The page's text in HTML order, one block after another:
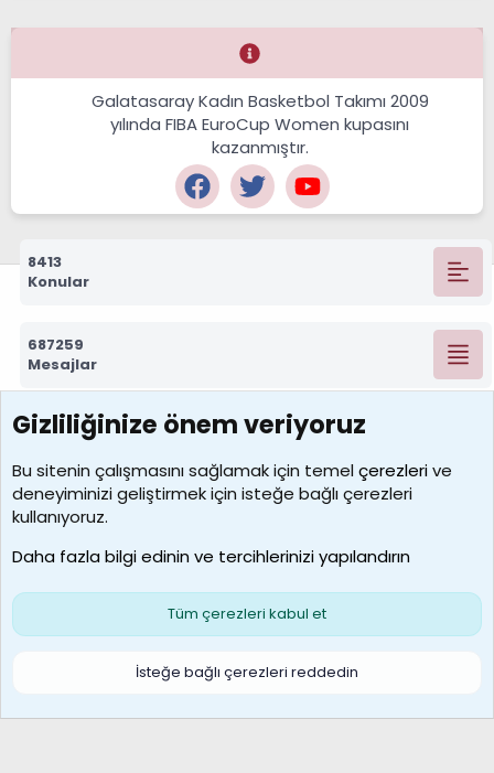
Galatasaray Kadın Basketbol Takımı 2009
yılında FIBA EuroCup Women kupasını
kazanmıştır.
8413
Konular
687259
Mesajlar
7388
Kullanıcılar
borabekirogluu
Son üye
Çerezler
S
Gizliliğinize önem veriyoruz
Bu sitenin çalışmasını sağlamak için temelçerezlerive
deneyiminizi geliştirmek için isteğe bağlı çerezleri
kullanıyoruz.
Daha fazla bilgi edinin ve tercihlerinizi yapılandırın
Tüm çerezleri kabul et
İsteğe bağlı çerezleri reddedin